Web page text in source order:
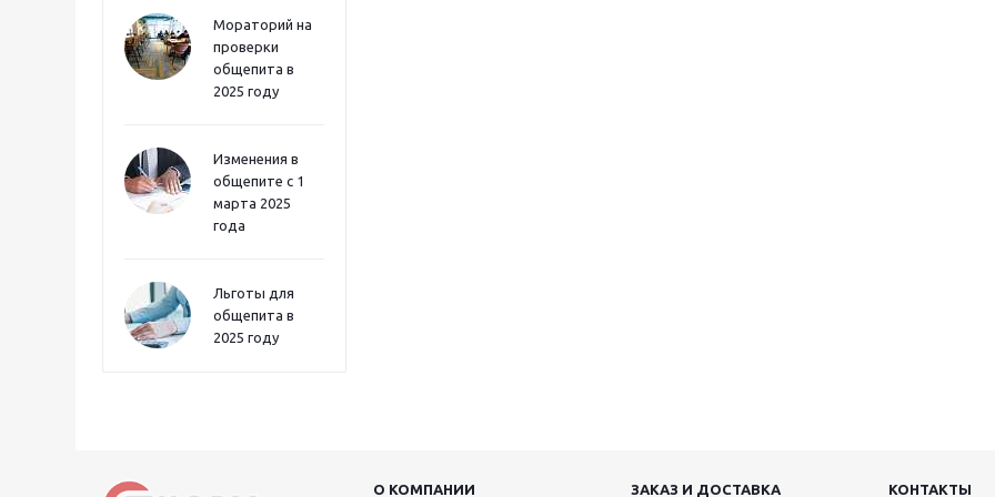
Мораторий на
проверки
общепита в
2025 году
Изменения в
общепите с 1
марта 2025
года
Льготы для
общепита в
2025 году
О КОМПАНИИ ЗАКАЗ И ДОСТАВКА КОНТАКТЫ